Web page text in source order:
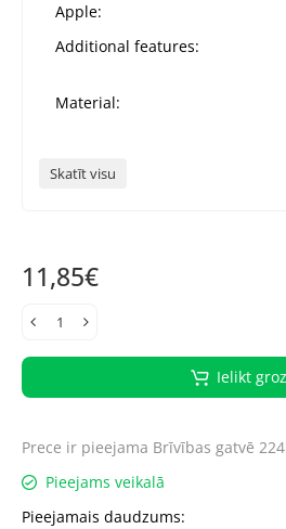
Apple:
Additional features:
Material:
Skatīt visu
11,85€
Ielikt
Prece ir pieejama Brīvības gatvē
Pieejams veikalā
Pieejamais daudzums: